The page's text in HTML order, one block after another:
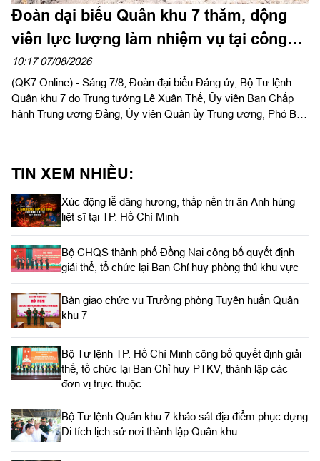
Đoàn đại biểu Quân khu 7 thăm, động
viên lực lượng làm nhiệm vụ tại công
viên Lê Thị Riêng
10:17 07/08/2026
(QK7 Online) - Sáng 7/8, Đoàn đại biểu Đảng ủy, Bộ Tư lệnh
Quân khu 7 do Trung tướng Lê Xuân Thế, Ủy viên Ban Chấp
hành Trung ương Đảng, Ủy viên Quân ủy Trung ương, Phó Bí
công viên Lê Thị Riêng, Thành phố Hồ Chí Minh.
TIN XEM NHIỀU:
Xúc động lễ dâng hương, thắp nến tri ân Anh hùng
liệt sĩ tại TP. Hồ Chí Minh
Bộ CHQS thành phố Đồng Nai công bố quyết định
giải thể, tổ chức lại Ban Chỉ huy phòng thủ khu vực
Bàn giao chức vụ Trưởng phòng Tuyên huấn Quân
khu 7
Bộ Tư lệnh TP. Hồ Chí Minh công bố quyết định giải
thể, tổ chức lại Ban Chỉ huy PTKV, thành lập các
đơn vị trực thuộc
Bộ Tư lệnh Quân khu 7 khảo sát địa điểm phục dựng
Di tích lịch sử nơi thành lập Quân khu